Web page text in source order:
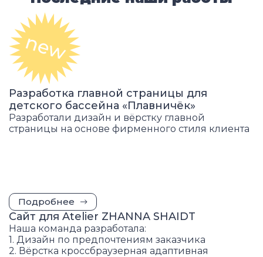
Разработка главной страницы для
детского бассейна «Плавничёк»
Разработали дизайн и вёрстку главной
страницы на основе фирменного стиля клиента
Подробнее
Сайт для Atelier ZHANNA SHAIDT
Наша команда разработала:
1. Дизайн по предпочтениям заказчика
2. Вёрстка кроссбраузерная адаптивная